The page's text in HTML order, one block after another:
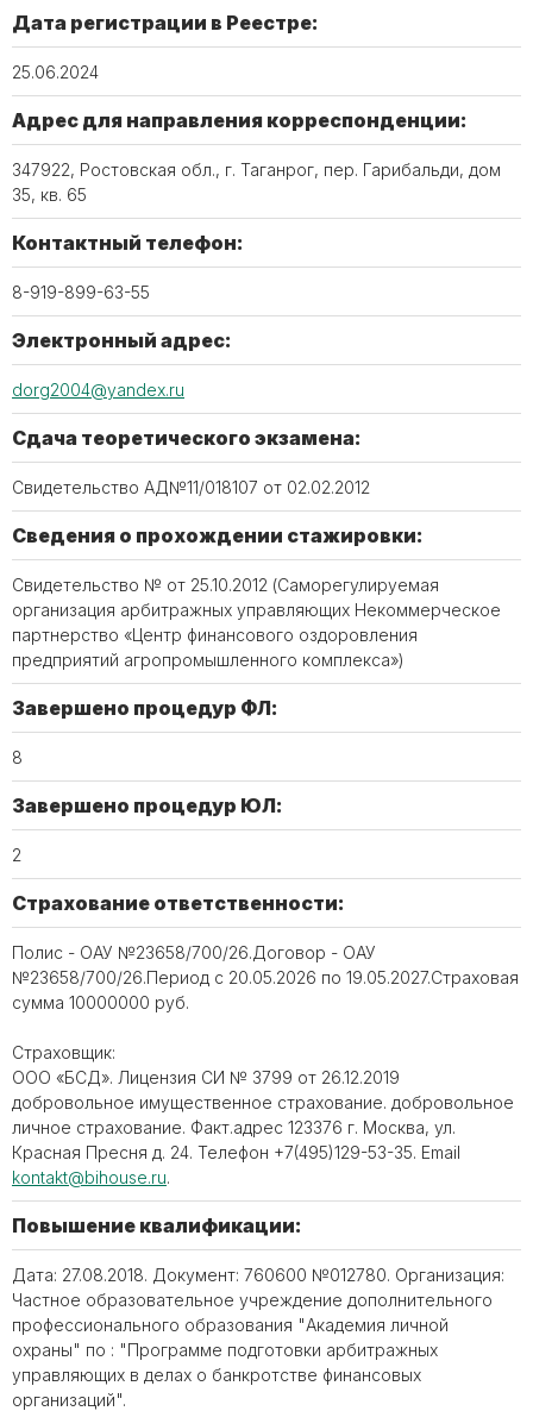
Дата регистрации в Реестре:
25.06.2024
Адрес для направления корреспонденции:
347922, Ростовская обл., г. Таганрог, пер. Гарибальди, дом
35, кв. 65
Контактный телефон:
8-919-899-63-55
Электронный адрес:
dorg2004@yandex.ru
Сдача теоретического экзамена:
Свидетельство АД№11/018107 от 02.02.2012
Сведения о прохождении стажировки:
Свидетельство № от 25.10.2012 (Саморегулируемая
организация арбитражных управляющих Некоммерческое
партнерство «Центр финансового оздоровления
предприятий агропромышленного комплекса»)
Завершено процедур ФЛ:
8
Завершено процедур ЮЛ:
2
Страхование ответственности:
Полис - ОАУ №23658/700/26.Договор - ОАУ
№23658/700/26.Период с 20.05.2026 по 19.05.2027.Страховая
сумма 10000000 руб.
Страховщик:
ООО «БСД». Лицензия СИ № 3799 от 26.12.2019
добровольное имущественное страхование. добровольное
личное страхование. Факт.адрес 123376 г. Москва, ул.
Красная Пресня д. 24. Телефон ‪+7(495)129-53-35. Email
kontakt@bihouse.ru.
Повышение квалификации:
Дата: 27.08.2018. Документ: 760600 №012780. Организация:
Частное образовательное учреждение дополнительного
профессионального образования "Академия личной
охраны" по : "Программе подготовки арбитражных
управляющих в делах о банкротстве финансовых
организаций".